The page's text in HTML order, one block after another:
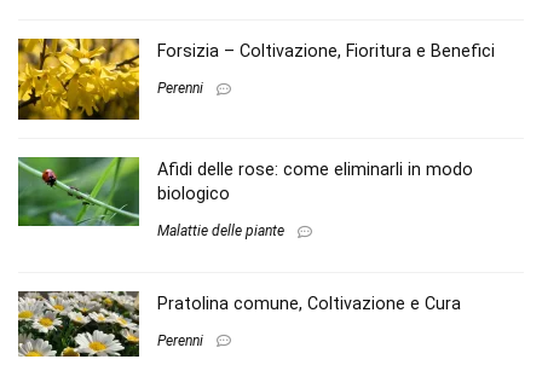
Forsizia – Coltivazione, Fioritura e Benefici
Perenni
Afidi delle rose: come eliminarli in modo
biologico
Malattie delle piante
Pratolina comune, Coltivazione e Cura
Perenni